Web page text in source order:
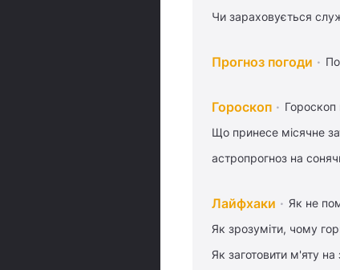
Чи зараховується
Прогноз погоди
Гороскоп Гороскоп
Що принесе місячне
астропрогноз на
Лайфхаки Як не
Як зрозуміти, чому
Як заготовити м'яту